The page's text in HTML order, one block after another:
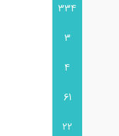
334
3
4
61
22